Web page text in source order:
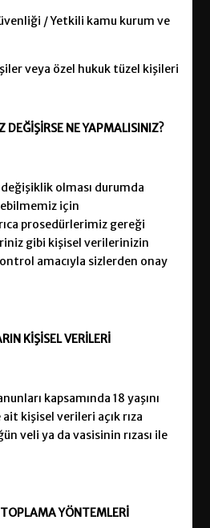
/ Yetkili kamu kurum ve
veya özel hukuk tüzel kişileri
DEĞİŞİRSE NE YAPMALISINIZ?
olması durumda
için
prosedürlerimiz gereği
gibi kişisel verilerinizin
amacıyla sizlerden onay
KİŞİSEL VERİLERİ
kapsamında 18 yaşını
kişisel verileri açık rıza
veli ya da vasisinin rızası ile
YÖNTEMLERİ